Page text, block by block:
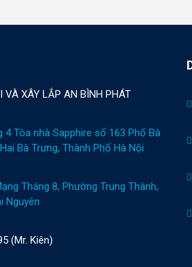
VÀ XÂY LẮP AN BÌNH PHÁT
4 Tòa nhà Sapphire số 163 Phố Bà
Bà Trưng, Thành Phố Hà Nội
Tháng 8, Phường Trung Thành,
Nguyên
(Mr. Kiên)